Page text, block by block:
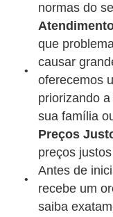
normas do
que
causar
oferecemos
priorizando
sua família
Preços
preços
Antes de
recebe um
saiba